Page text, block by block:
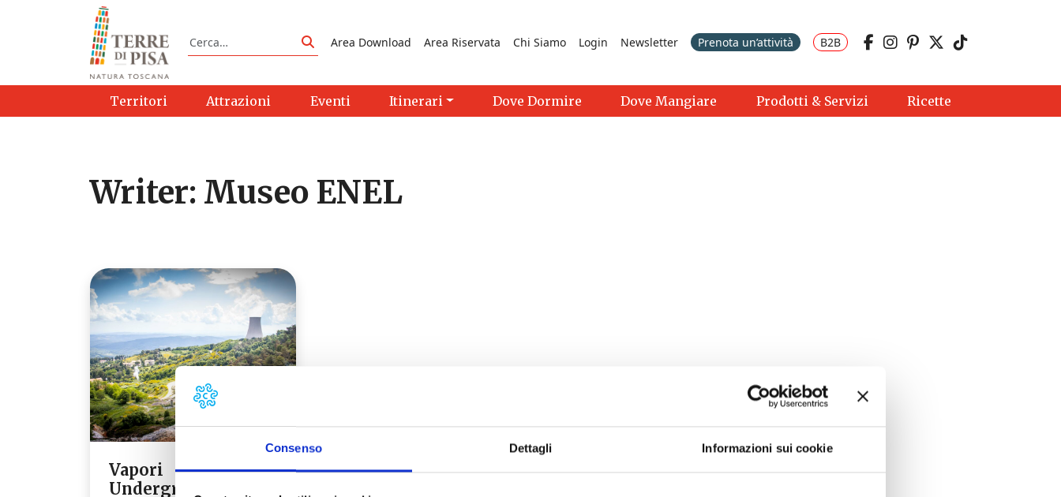
Consenso Dettagli Informazioni sui cookie
Vai al contenuto
Cerca
Cerca
Area Download Area Riservata Chi Siamo Login Newsletter Prenota un’attività B2B
Territori Attrazioni Eventi Itinerari Dove Dormire Dove Mangiare Prodotti & Servizi Ricette
Writer: Museo ENEL
Vapori
Underground: la